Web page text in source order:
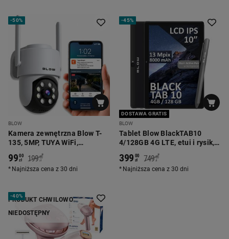
-50%
BLOW
Kamera zewnętrzna Blow T-
135, 5MP, TUYA WiFi,
9900
zł 199 00
zł
*
Najniższa cena z 30 dni
-45%
DOSTAWA GRATIS
BLOW
Tablet Blow BlackTAB10
4/128GB 4G LTE, etui i rysik,
399 00
zł 749 00
zł
*
Najniższa cena z 30 dni
PRODUKT CHWILOWO
NIEDOSTĘPNY
-40%